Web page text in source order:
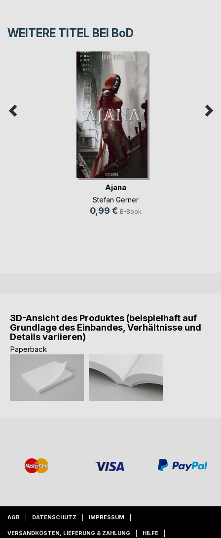
WEITERE TITEL BEI BoD
Ajana
Stefan Gerner
0,99 € E-Book
3D-Ansicht des Produktes (beispielhaft auf
Grundlage des Einbandes, Verhältnisse und
Details variieren)
Paperback
AGB DATENSCHUTZ IMPRESSUM
VERSANDKOSTEN, LIEFERUNG & ZAHLUNG HILFE